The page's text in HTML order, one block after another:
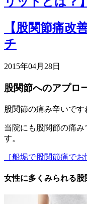
【股関節痛改
チ
2015年04月28日
股関節へのアプロ
股関節の痛み辛いです
当院にも股関節の痛
す。
［船堀で股関節痛でお
女性に多くみられる股